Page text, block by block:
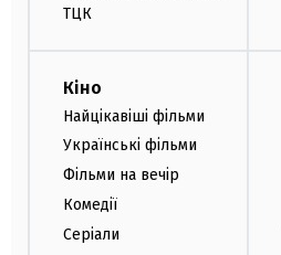
ТЦК
Кіно
Найцікавіші фільми
Українські фільми
Фільми на вечір
Комедії
Серіали